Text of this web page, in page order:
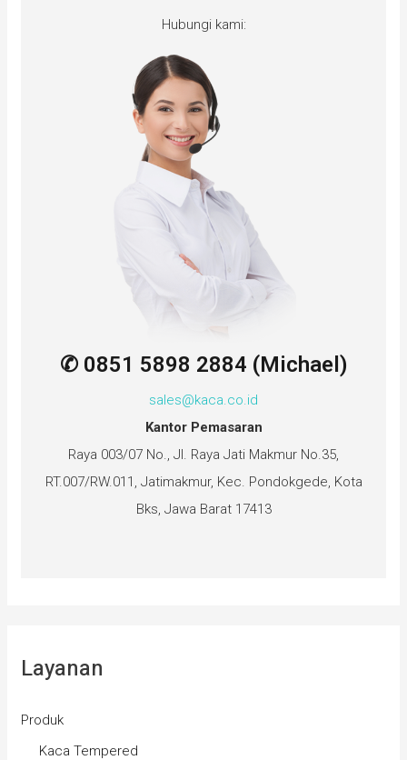
Hubungi kami:
✆ 0851 5898 2884 (Michael)
sales@kaca.co.id
Kantor Pemasaran
Raya 003/07 No., Jl. Raya Jati Makmur No.35,
RT.007/RW.011, Jatimakmur, Kec. Pondokgede, Kota
Bks, Jawa Barat 17413
Layanan
Produk
Kaca Tempered